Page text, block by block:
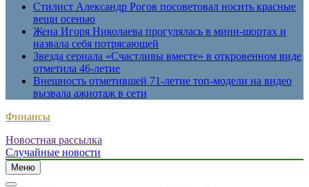
Стилист Александр Рогов посоветовал носить красные
вещи осенью
Жена Игоря Николаева прогулялась в мини-шортах и
назвала себя потрясающей
Звезда сериала «Счастливы вместе» в откровенном виде
отметила 46-летие
Внешность отметившей 71-летие топ-модели на видео
вызвала ажиотаж в сети
Финансы
Новостная рассылка
Случайные новости
Меню